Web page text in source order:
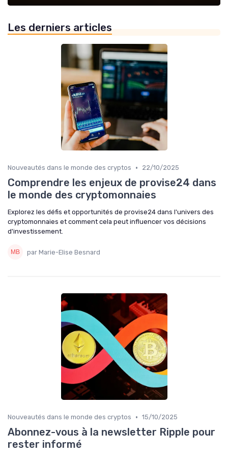
Les derniers articles
Nouveautés dans le monde des cryptos • 22/10/2025
Comprendre les enjeux de provise24 dans
le monde des cryptomonnaies
Explorez les défis et opportunités de provise24 dans l'univers des
cryptomonnaies et comment cela peut influencer vos décisions
d'investissement.
par Marie-Elise Besnard
Nouveautés dans le monde des cryptos • 15/10/2025
Abonnez-vous à la newsletter Ripple pour
rester informé